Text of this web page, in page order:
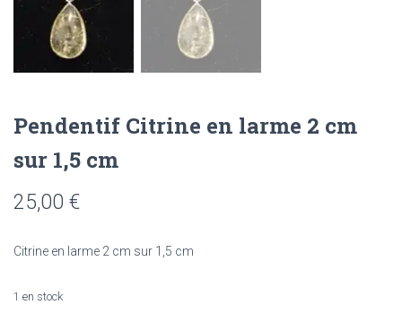
Pendentif Citrine en larme 2 cm
sur 1,5 cm
25,00 €
Citrine en larme 2 cm sur 1,5 cm
1 en stock